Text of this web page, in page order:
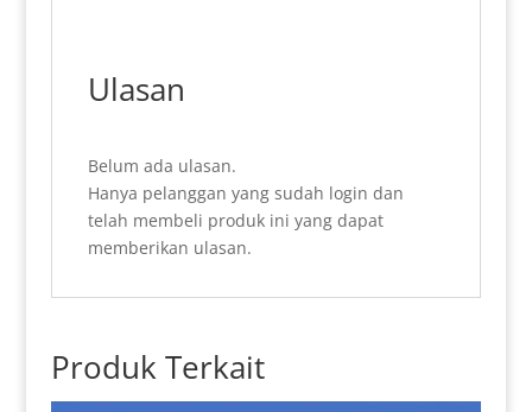
Ulasan
Belum ada ulasan.
Hanya pelanggan yang sudah login dan
telah membeli produk ini yang dapat
memberikan ulasan.
Produk Terkait